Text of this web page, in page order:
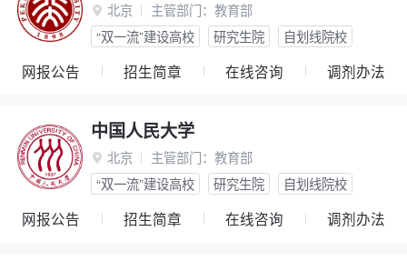
 北京 主管部门： 教育部
“双一流”建设高校
研究生院 自划线院校
网报公告 招生简章 在线咨询 调剂办法
中国人民大学
 北京 主管部门： 教育部
“双一流”建设高校
研究生院 自划线院校
网报公告 招生简章 在线咨询 调剂办法